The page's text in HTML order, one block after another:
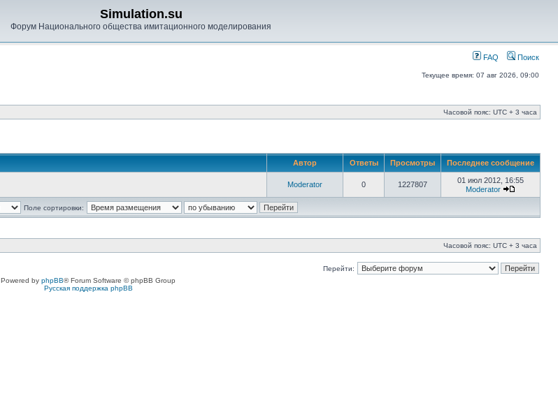
Simulation.su
Форум Национального общества имитационного моделирования
FAQ Поиск
Текущее время: 07 авг 2026, 09:00
Часовой пояс: UTC + 3 часа
Автор Ответы Просмотры Последнее сообщение
Moderator 0 1227807
01 июл 2012, 16:55
Moderator
Поле сортировки:
Часовой пояс: UTC + 3 часа
Перейти:
Powered by phpBB® Forum Software © phpBB Group
Русская поддержка phpBB